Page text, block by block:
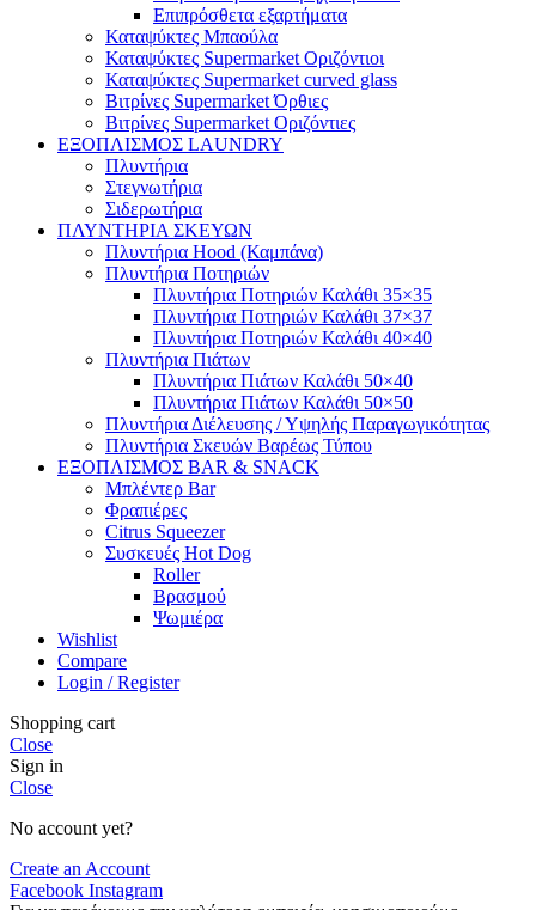
Επιπρόσθετα εξαρτήματα
Καταψύκτες Μπαούλα
Καταψύκτες Supermarket Οριζόντιοι
Καταψύκτες Supermarket curved glass
Βιτρίνες Supermarket Όρθιες
Βιτρίνες Supermarket Οριζόντιες
ΕΞΟΠΛΙΣΜΟΣ LAUNDRY
Πλυντήρια
Στεγνωτήρια
Σιδερωτήρια
ΠΛΥΝΤΗΡΙΑ ΣΚΕΥΩΝ
Πλυντήρια Hood (Καμπάνα)
Πλυντήρια Ποτηριών
Πλυντήρια Ποτηριών Καλάθι 35×35
Πλυντήρια Ποτηριών Καλάθι 37×37
Πλυντήρια Ποτηριών Καλάθι 40×40
Πλυντήρια Πιάτων
Πλυντήρια Πιάτων Καλάθι 50×40
Πλυντήρια Πιάτων Καλάθι 50×50
Πλυντήρια Διέλευσης / Υψηλής Παραγωγικότητας
Πλυντήρια Σκευών Βαρέως Τύπου
ΕΞΟΠΛΙΣΜΟΣ BAR & SNACK
Μπλέντερ Bar
Φραπιέρες
Citrus Squeezer
Συσκευές Hot Dog
Roller
Βρασμού
Ψωμιέρα
Wishlist
Compare
Login / Register
Shopping cart
Close
Sign in
Close
No account yet?
Create an Account
Facebook Instagram